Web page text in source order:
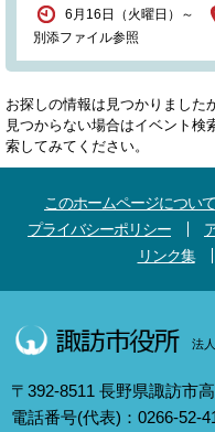
6月16日（火曜日）～
別添ファイル参照
お探しの情報は見つかりました
見つからない場合はイベント検
索してみてください。
このホームページについて
プライバシーポリシー
リンク集
法
〒392-8511 長野県諏訪市
電話番号(代表)：0266-52-